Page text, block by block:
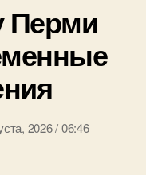
Перми
2026 / 06:46